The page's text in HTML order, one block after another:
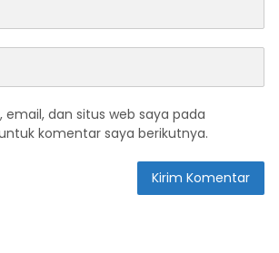
email, dan situs web saya pada
komentar saya berikutnya.